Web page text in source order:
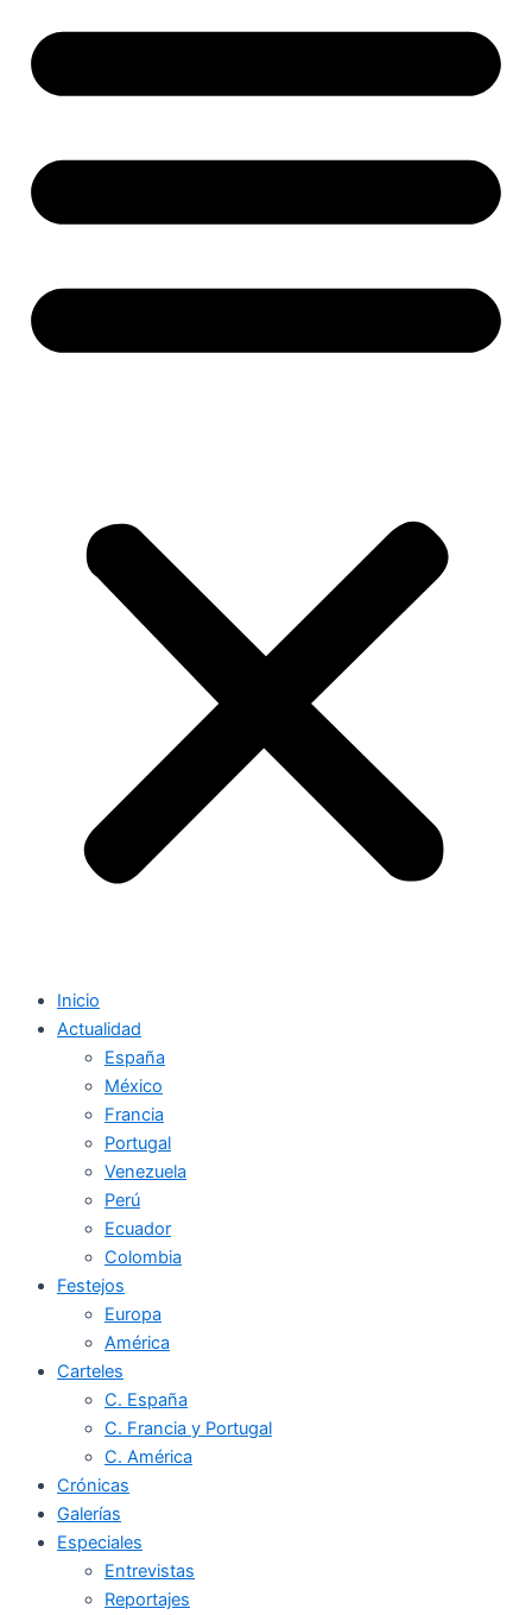
Inicio
Actualidad
España
México
Francia
Portugal
Venezuela
Perú
Ecuador
Colombia
Festejos
Europa
América
Carteles
C. España
C. Francia y Portugal
C. América
Crónicas
Galerías
Especiales
Entrevistas
Reportajes